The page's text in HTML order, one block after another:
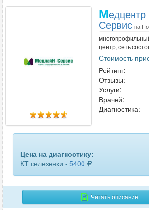
М
Сервис на
центр, сеть
Стоимость
Рейтинг:
Отзывы:
Услуги:
Врачей:
Диагностика:
Цена на диагностику:
КТ селезенки - 5400
Читать описание